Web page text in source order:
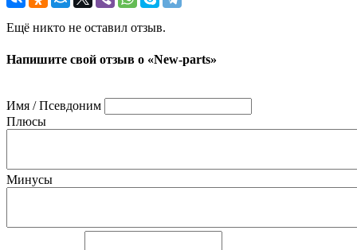
Ещё никто не оставил отзыв.
Напишите свой отзыв о «New-parts»
Имя / Псевдоним
Плюсы
Минусы